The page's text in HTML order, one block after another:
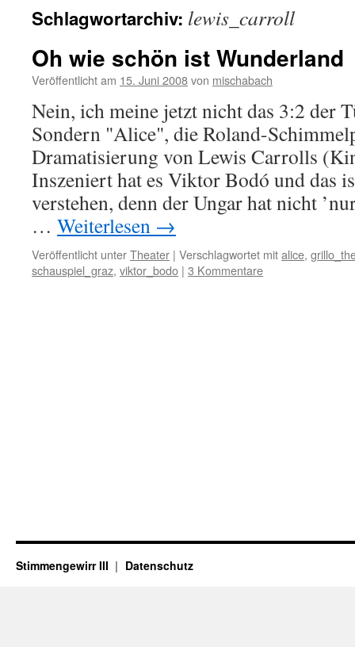
Schlagwortarchiv: lewis_carroll
Oh wie schön ist Wunderland
Veröffentlicht am 15. Juni 2008von mischabach
Nein, ich meine jetzt nicht das 3:2 der
Sondern "Alice", die Roland-
Dramatisierung von Lewis Carrolls
Inszeniert hat es Viktor Bodó und das
verstehen, denn der Ungar hat nicht
… Weiterlesen →
Veröffentlicht unterTheater | Verschlagwortet mitalice,
schauspiel_graz, viktor_bodo | 3 Kommentare
Stimmengewirr III Datenschutz